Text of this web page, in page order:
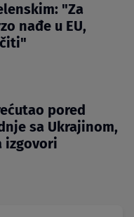
"Za
nađe u EU,
pored
sa Ukrajinom,
izgovori